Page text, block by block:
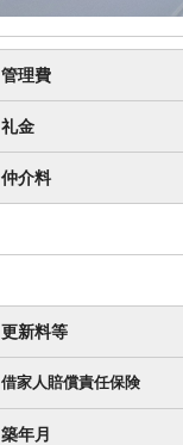
管理費
礼金
仲介料
更新料等
借家人賠償責任保険
築年月